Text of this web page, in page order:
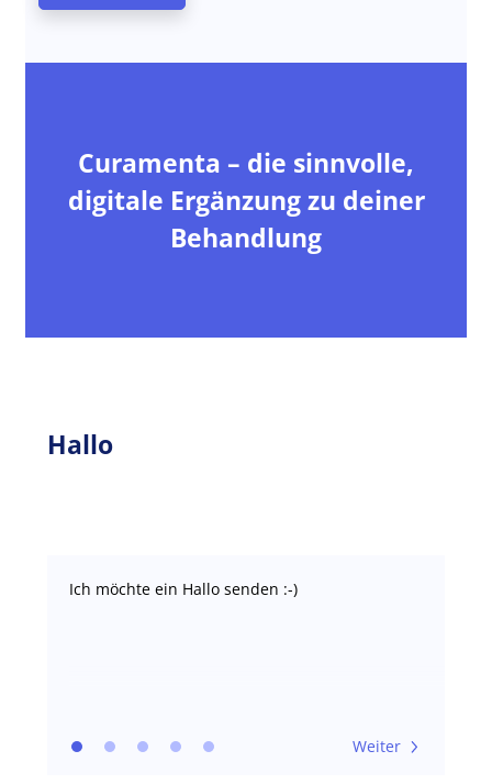
Curamenta – die sinnvolle,
digitale Ergänzung zu deiner
Behandlung
Hallo
Ich möchte ein Hallo senden :-)
Weiter